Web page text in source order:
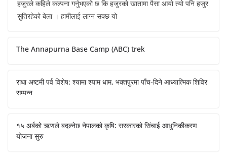
हजुरले कहिले कल्पना गर्नुभएको छ कि हजुरको खातामा पैसा आयो त्यो पनि हजुर
सुतिरहेको बेला । हामीलाई लाग्न सक्छ यो
The Annapurna Base Camp (ABC) trek
राधा अष्टमी पर्व विशेष: श्यामा श्याम धाम, भक्तपुरमा पाँच-दिने आध्यात्मिक शिविर
सम्पन्न
१५ अर्बको ऋणले बदल्नेछ नेपालको कृषि: सरकारको सिंचाई आधुनिकीकरण
योजना सुरु